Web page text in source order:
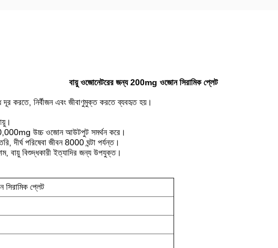
বায়ু ওজোনেটরের জন্য 200mg ওজোন সিরামিক প্লেট
করতে, নির্বীজন এবং জীবাণুমুক্ত করতে ব্যবহৃত হয়।
10,000mg উচ্চ ওজোন আউটপুট সমর্থন করে।
দীর্ঘ পরিষেবা জীবন 8000 ঘন্টা পর্যন্ত।
বায়ু বিশুদ্ধকারী ইত্যাদির জন্য উপযুক্ত।
প্লেট